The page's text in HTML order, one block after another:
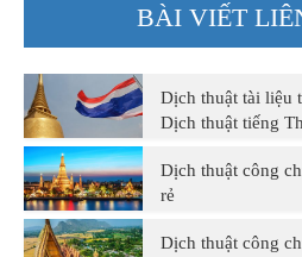
BÀI VIẾT
Dịch thuật tài liệu
Dịch thuật tiếng
Dịch thuật công
rẻ
Dịch thuật công